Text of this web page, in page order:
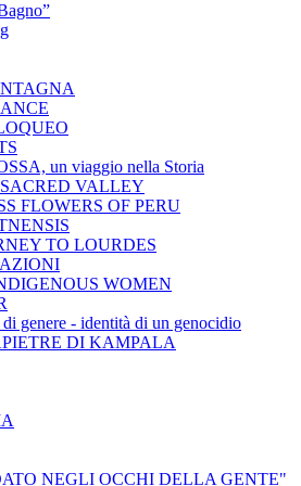
un viaggio nella Storia
VALLEY
FLOWERS OF PERU
TO LOURDES
WOMEN
genere - identità di un genocidio
DI KAMPALA
NEGLI OCCHI DELLA GENTE"